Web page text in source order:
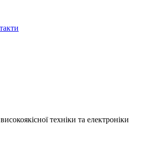
техніки та електроніки